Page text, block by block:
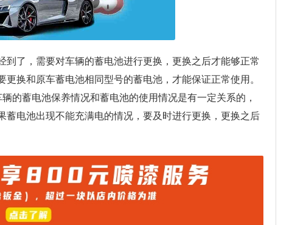
了，需要对车辆的蓄电池进行更换，更换之后才能够正常
换和原车蓄电池相同型号的蓄电池，才能保证正常使用。
的蓄电池保养情况和蓄电池的使用情况是有一定关系的，
电池出现不能充满电的情况，要及时进行更换，更换之后